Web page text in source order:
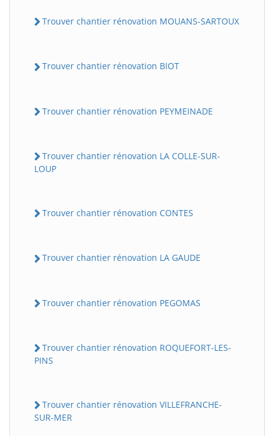
Trouver chantier rénovation MOUANS-SARTOUX
Trouver chantier rénovation BIOT
Trouver chantier rénovation PEYMEINADE
Trouver chantier rénovation LA COLLE-SUR-
LOUP
Trouver chantier rénovation CONTES
Trouver chantier rénovation LA GAUDE
Trouver chantier rénovation PEGOMAS
Trouver chantier rénovation ROQUEFORT-LES-
PINS
Trouver chantier rénovation VILLEFRANCHE-
SUR-MER